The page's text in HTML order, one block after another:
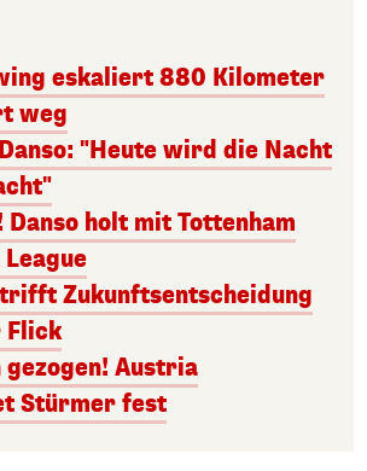
eskaliert 880 Kilometer
weg
"Heute wird die Nacht
holt mit Tottenham
Zukunftsentscheidung
Flick
Austria
Stürmer fest